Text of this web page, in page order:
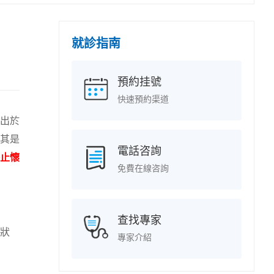
於
是
懷
就診指南
預約挂號
快速預約渠道
電話咨詢
免費在線咨詢
查找專家
專家介紹